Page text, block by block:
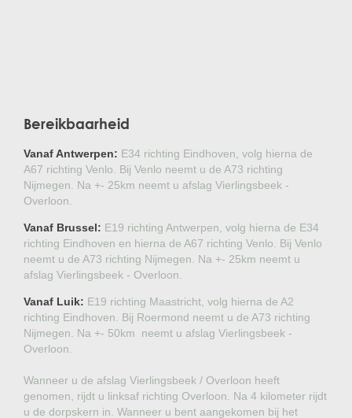
Bereikbaarheid
Vanaf Antwerpen: E34 richting Eindhoven, volg hierna de
A67 richting Venlo. Bij Venlo neemt u de A73 richting
Nijmegen. Na +- 25km neemt u afslag Vierlingsbeek -
Overloon.
Vanaf Brussel: E19 richting Antwerpen, volg hierna de E34
richting Eindhoven en hierna de A67 richting Venlo. Bij Venlo
neemt u de A73 richting Nijmegen. Na +- 25km neemt u
afslag Vierlingsbeek - Overloon.
Vanaf Luik: E19 richting Maastricht, volg hierna de A2
richting Eindhoven. Bij Roermond neemt u de A73 richting
Nijmegen. Na +- 50km neemt u afslag Vierlingsbeek -
Overloon.
Wanneer u de afslag Vierlingsbeek / Overloon heeft
genomen, rijdt u linksaf richting Overloon. Na 4 kilometer rijdt
u de dorpskern in. Wanneer u bent aangekomen bij het